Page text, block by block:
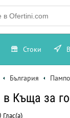
Стоки
България
Къща за
Глас(а)